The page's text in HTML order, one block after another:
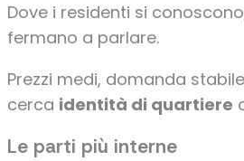
Dove i residenti si
fermano a parlare.
Prezzi medi, domanda
cerca identità di quartiere
Le parti più interne